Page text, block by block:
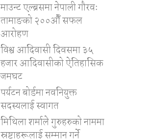
माउन्ट एल्ब्रसमा नेपाली गौरवः
तामाङको २००औँ सफल
आरोहण
विश्व आदिवासी दिवसमा ३५
हजार आदिवासीको ऐतिहासिक
जमघट
पर्यटन बोर्डमा नवनियुक्त
सदस्यलाई स्वागत
मिथिला शर्माले गुरुहरुको नाममा
स्रष्टाहरूलाई सम्मान गर्ने